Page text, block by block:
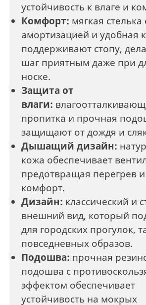
устойчивость к влаге и
Комфорт: мягкая стелька
амортизацией и удобная
поддерживают стопу,
шаг приятным даже при
носке.
Защита от
влаги:
пропитка и прочная
защищают от дождя и
Дышащий дизайн:
кожа обеспечивает
предотвращая перегрев
комфорт.
Дизайн: классический и
внешний вид, который
для городских прогулок,
повседневных образов.
Подошва: прочная
подошва с
эффектом обеспечивает
устойчивость на мокрых